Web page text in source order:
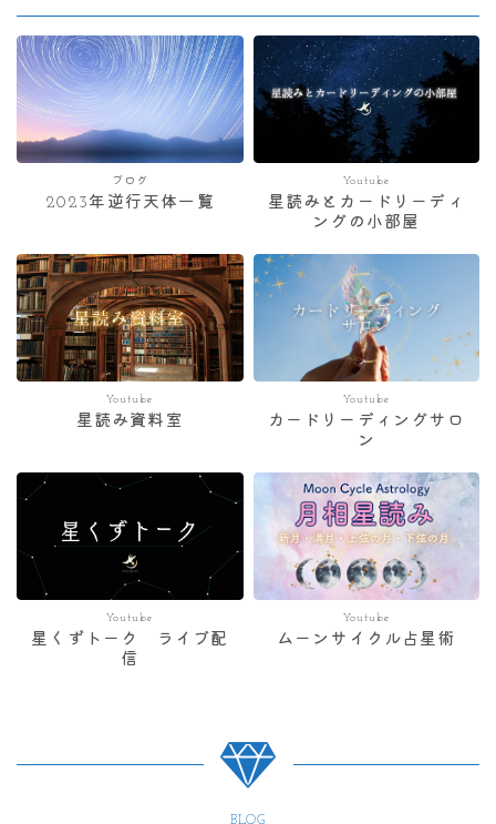
ブログ
2023年逆行天体一覧
Youtube
星読みとカードリーディ
ングの小部屋
Youtube
星読み資料室
Youtube
カードリーディングサロ
ン
Youtube
星くずトーク ライブ配
信
Youtube
ムーンサイクル占星術
BLOG